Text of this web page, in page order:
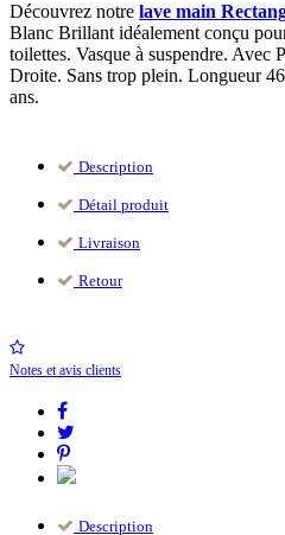
Découvrez notre lave main
Blanc Brillant idéalement conçu
toilettes. Vasque à suspendre. Avec
Droite. Sans trop plein. Longueur
ans.
Description
Détail produit
Livraison
Retour
Notes et avis clients
Description